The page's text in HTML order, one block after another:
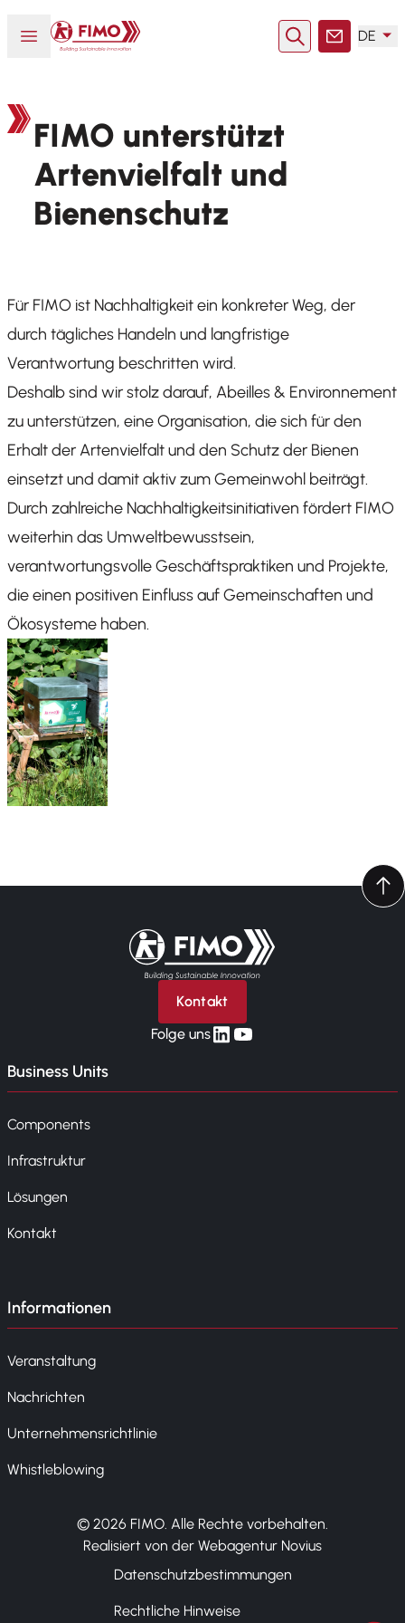
Menü öffnen oder schließen
Zurück zur Startseite
SucheKontakt
DE
FIMO unterstützt
Artenvielfalt und
Bienenschutz
Für FIMO ist Nachhaltigkeit ein konkreter Weg, der
durch tägliches Handeln und langfristige
Verantwortung beschritten wird.
Deshalb sind wir stolz darauf, Abeilles & Environnement
zu unterstützen, eine Organisation, die sich für den
Erhalt der Artenvielfalt und den Schutz der Bienen
einsetzt und damit aktiv zum Gemeinwohl beiträgt.
Durch zahlreiche Nachhaltigkeitsinitiativen fördert FIMO
weiterhin das Umweltbewusstsein,
verantwortungsvolle Geschäftspraktiken und Projekte,
die einen positiven Einfluss auf Gemeinschaften und
Ökosysteme haben.
Zurück zur Startseite
Kontakt
Folge unslinkedin
yt
Business Units
Components
Infrastruktur
Lösungen
Kontakt
Informationen
Veranstaltung
Nachrichten
Unternehmensrichtlinie
Whistleblowing
© 2026 FIMO. Alle Rechte vorbehalten.
Realisiert von der Webagentur Novius
Datenschutzbestimmungen
Rechtliche Hinweise